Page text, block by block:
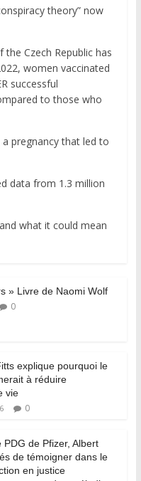
theory” now
Czech Republic has
women vaccinated
successful
to those who
a pregnancy that led to
data from 1.3 million
what it could mean
» Livre de Naomi Wolf
0
explique pourquoi le
à réduire
vie
0
PDG de Pfizer, Albert
de témoigner dans le
en justice